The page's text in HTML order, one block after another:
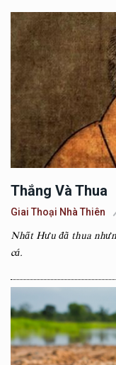
Thắng Và Thua
Giai Thoại Nhà Thiên
Nhất Hưu đã thua
cá.